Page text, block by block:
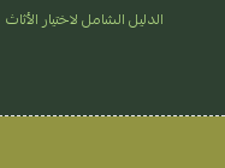
الدليل الشامل لاختيار الأثاث